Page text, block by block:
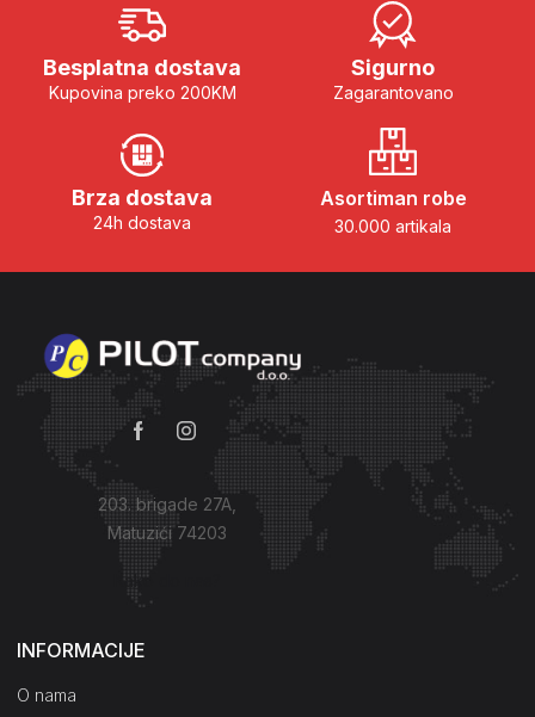
Besplatna dostava
Kupovina preko 200KM
Sigurno
Zagarantovano
Brza dostava
24h dostava
Asortiman robe
30.000 artikala
203. brigade 27A,
Matuzići 74203
Kako do nas?
INFORMACIJE
O nama